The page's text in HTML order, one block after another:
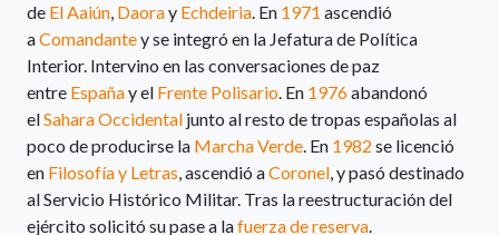
de El Aaiún, Daoray Echdeiria. En 1971 ascendió
aComandantey se integró en la Jefatura de Política
Interior. Intervino en las conversaciones de paz
entre Españay el Frente Polisario. En 1976abandonó
elSahara Occidental junto al resto de tropas españolas al
poco de producirse la Marcha Verde. En 1982 se licenció
en Filosofía y Letras, ascendió aCoronel, y pasó destinado
al Servicio Histórico Militar. Tras la reestructuración del
ejército solicitó su pase a lafuerza de reserva.